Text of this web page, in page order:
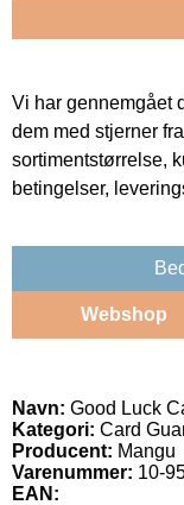
Vi har gennemgået
dem med stjerner
sortimentstørrelse,
betingelser,
Webshop
Navn: Good Luck
Kategori: Card
Producent: Mangu
Varenummer: 10-
EAN: